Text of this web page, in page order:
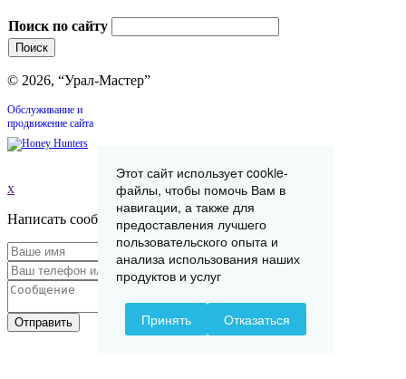
Поиск по сайту
© 2026, “Урал-Мастер”
Обслуживание и
продвижение сайта
x
Написать сообщение
Отправить
Этот сайт использует cookie-
файлы, чтобы помочь Вам в
навигации, а также для
предоставления лучшего
пользовательского опыта и
анализа использования наших
продуктов и услуг
Принять Отказаться